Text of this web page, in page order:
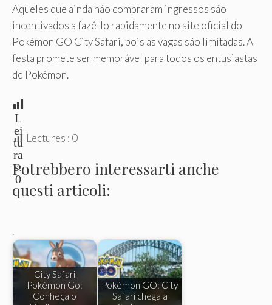
Aqueles que ainda não compraram ingressos são
incentivados a fazê-lo rapidamente no site oficial do
Pokémon GO City Safari, pois as vagas são limitadas. A
festa promete ser memorável para todos os entusiastas
de Pokémon.
L
ei
tu
ra
s:
0
Lectures : 0
Potrebbero interessarti anche
questi articoli:
.
City Safari
Pokémon Go:
Conheça o
Pokémon GO: City
Safari chega a